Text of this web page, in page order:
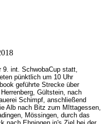
9. int. SchwobaCup statt,
pünktlich um 10 Uhr
geführte Strecke über
Gültstein, nach
Schimpf, anschließend
Alb nach Bitz zum MIttagessen,
Mössingen, durch das